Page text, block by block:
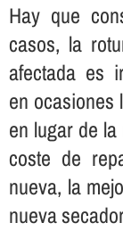
Hay que
casos, la
afectada es
en ocasiones
en lugar de
coste de
nueva, la
nueva